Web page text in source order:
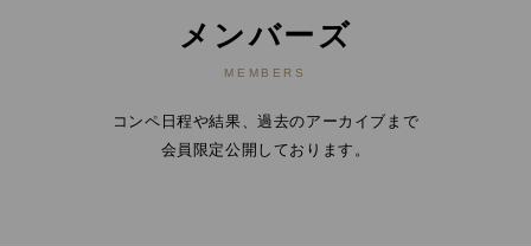
メンバーズ
MEMBERS
コンペ日程や結果、過去のアーカイブまで
会員限定公開しております。